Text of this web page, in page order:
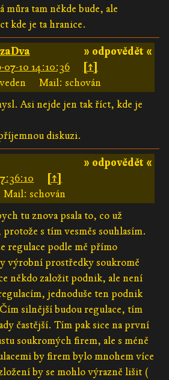
můra tam někde bude, ale
kde je ta hranice.
» odpovědět «
07-10 14:10:36
[↑]
Mail: schován
Asi nejde jen tak říct, kde je
diskuzi.
» odpovědět «
[↑]
Mail: schován
tu znova psala to, co už
s tím vesměs souhlasím.
regulace podle mě přímo
výrobní prostředky soukromě
někdo založit podnik, ale není
jednoduše ten podnik
silnější budou regulace, tím
častější. Tím pak sice na první
soukromých firem, ale s méně
by firem bylo mnohem více
by se mohlo výrazně lišit (